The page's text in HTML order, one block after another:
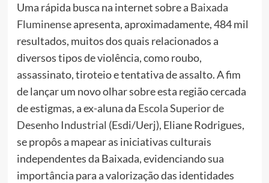
Uma rápida busca na internet sobre a Baixada
Fluminenseapresenta, aproximadamente, 484 mil
resultados, muitos dos quais relacionados a
diversos tipos de violência, como roubo,
assassinato, tiroteio e tentativa de assalto. A fim
de lançar um novo olhar sobre esta região cercada
de estigmas, a ex-aluna da Escola Superior de
Desenho Industrial (Esdi/Uerj), Eliane Rodrigues,
se propôs a mapear as iniciativas culturais
independentes da Baixada, evidenciando sua
importância para a valorização das identidades